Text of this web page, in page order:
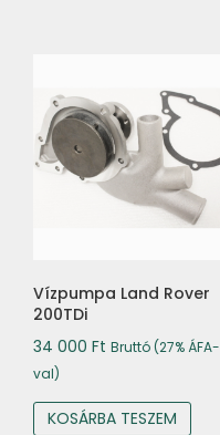
Vízpumpa Land Rover
200TDi
34 000 Ft Bruttó (27% ÁFA-
val)
KOSÁRBA TESZEM